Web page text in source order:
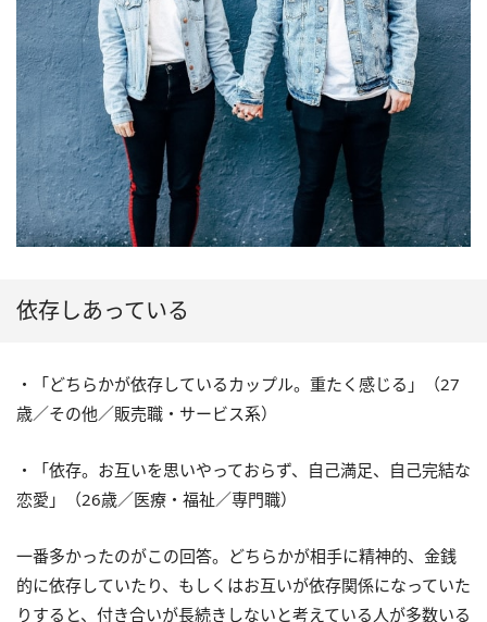
依存しあっている
・「どちらかが依存しているカップル。重たく感じる」（27
歳／その他／販売職・サービス系）
・「依存。お互いを思いやっておらず、自己満足、自己完結な
恋愛」（26歳／医療・福祉／専門職）
一番多かったのがこの回答。どちらかが相手に精神的、金銭
的に依存していたり、もしくはお互いが依存関係になっていた
りすると、付き合いが長続きしないと考えている人が多数いる